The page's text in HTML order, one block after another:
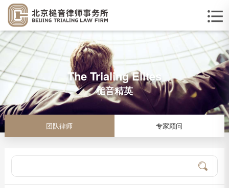
The Trialing Elites
槌音精英
团队律师 专家顾问